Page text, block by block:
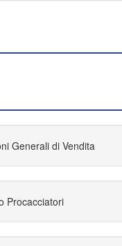
Generali di Vendita
Procacciatori